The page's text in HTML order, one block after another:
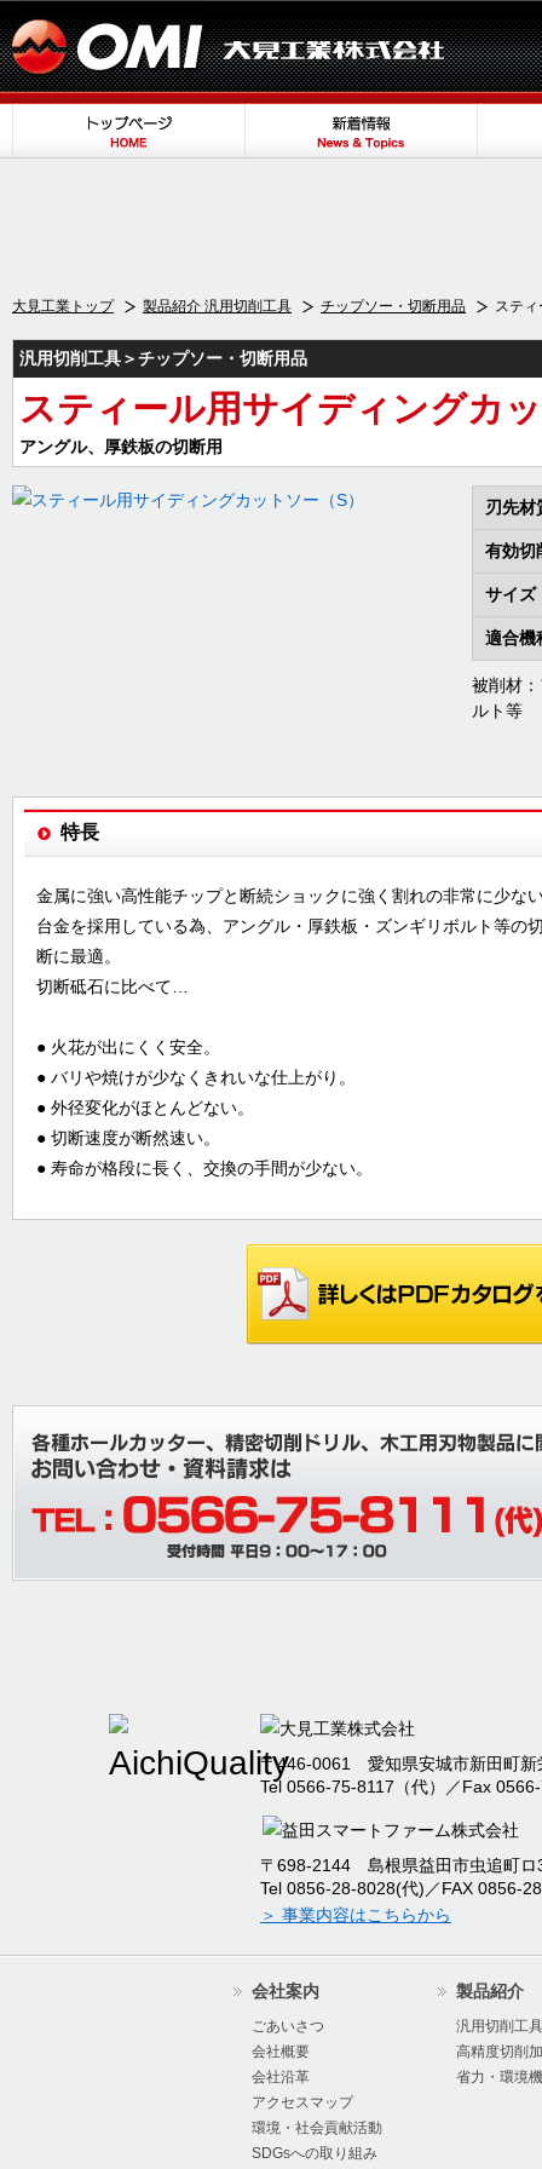
大見工業トップ 製品紹介 汎用切削工具 チップソー・切断用品 ステ
汎用切削工具＞チップソー・切断用品
スティール用サイディングカ
アングル、厚鉄板の切断用
刃先材
有効切
サイズ
適合機
被削材
ルト等
特長
金属に強い高性能チップと断続ショックに強く割れの非常に少な
台金を採用している為、アングル・厚鉄板・ズンギリボルト等の
断に最適。
切断砥石に比べて…
● 火花が出にくく安全。
● バリや焼けが少なくきれいな仕上がり。
● 外径変化がほとんどない。
● 切断速度が断然速い。
● 寿命が格段に長く、交換の手間が少ない。
〒446-0061 愛知県安城市新田町新
Tel 0566-75-8117（代）／Fax
〒698-2144 島根県益田市虫追町ロ
Tel 0856-28-8028(代)／FAX 0856-
＞ 事業内容はこちらから
会社案内
ごあいさつ
会社概要
会社沿革
アクセスマップ
環境・社会貢献活動
SDGsへの取り組み
製品紹介
汎用切削工具
高精度切削
省力・環境